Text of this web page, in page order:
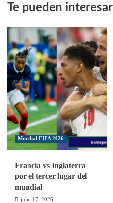
Dos
debutaron
en
la
historia
de
los
Boca
River
Te pueden interesar
Mundial FIFA 2026
Francia vs Inglaterra
por el tercer lugar del
mundial
julio 17, 2026